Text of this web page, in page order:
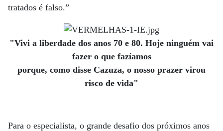
tratados é falso.”
"Vivi a liberdade dos anos 70 e 80. Hoje ninguém vai
fazer o que fazíamos
porque, como disse Cazuza, o nosso prazer virou
risco de vida"
Para o especialista, o grande desafio dos próximos anos